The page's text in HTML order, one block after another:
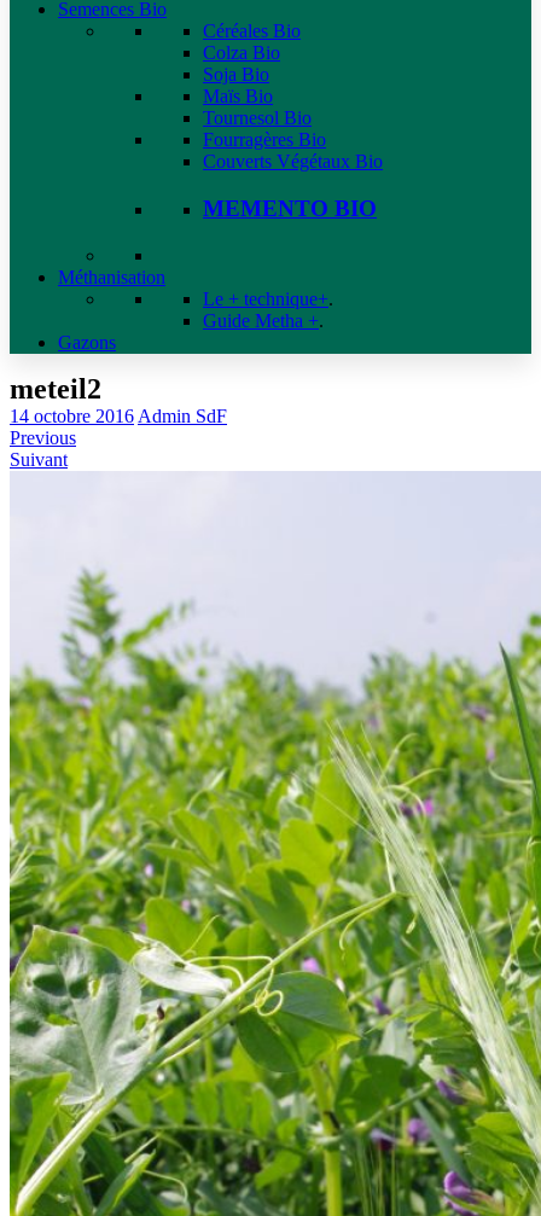
Semences Bio
Céréales Bio
Colza Bio
Soja Bio
Maïs Bio
Tournesol Bio
Fourragères Bio
Couverts Végétaux Bio
MEMENTO BIO
Méthanisation
Le + technique+.
Guide Metha +.
Gazons
meteil2
14 octobre 2016 Admin SdF
Previous
Suivant